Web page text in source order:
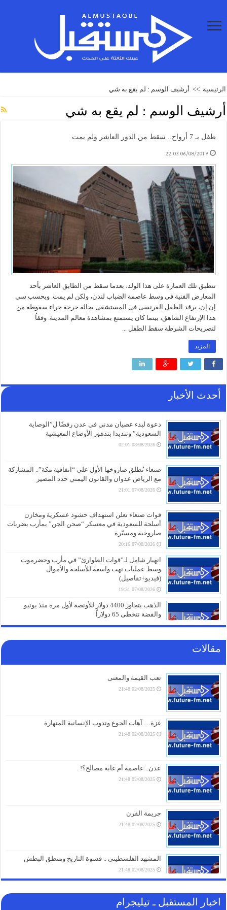
الرئيسية >> أرشيف الوسم : لم يقع به شي
أرشيف الوسم : لم يقع به شي
طفل بـ 7 أرواح.. سقط من الدور العاشر ولم يمت
06/08/2019 22:03
تنطبق تلك العمارة على هذا الولد، بعدما سقط من الطابق العاشر بأحد
المعارض الفنية فى وسط عاصمة الضباب لندن، ولكن لم يمت. وبحسب سي
إن إن، يرقد الطفل الفرنسى فى المستشفى بحالة حرجة جراء سقوطه من
هذا الإرتفاع الشاهق، بينما كان يستمتع بمشاهدة معالم المدينة. وفقاُ
لتصريحات الشرطة سقط الطفل ...
المزيد
أحدث الأخبار
دعوة لبدء عصيان مدني في عدن رفضًا ل”الوصاية
السعودية” وتنديدا بتدهور الأوضاع المعيشية
08/08/2026 02:01
صنعاء تُطلق صاروخها الأول على “اتفاقية مكة”.. المشاركة
مع الرياض عدوان والقانون اليمني حدد المصير
07/08/2026 21:01
قوات صنعاء تعلن استهداف حشود عسكرية ومخازن
أسلحة للسعودية في معسكر “صحن الجن” بمأرب بضربات
صاروخية ومسيّرة
07/08/2026 20:16
انهيار شامل لـ”قوات الطوارئ” في مأرب وحضرموت
وسط عمليات نهب واسعة للأسلحة والأموال
(فيديو+تفاصيل)
07/08/2026 19:31
الذهب يتجاوز 4400 دولار للأونصة لأول مرة منذ يونيو
والفضة تتخطى 65 دولاراً
07/08/2026 19:01
مقالات
تعب القيمة والمعنى
02/08/2025 21:48
غزة… آهات الجوع وندوب الإنسانية المنهارة
02/08/2025 21:48
عدن.. عاصمة أم غابة مصالح؟!
02/08/2025 21:48
جريمة القرن
02/08/2025 21:48
المشهد الفلسطيني .. قسوة التاريخ ومنطق البطش
02/08/2025 21:48
اخبار المستقبل ـ تيليجرام